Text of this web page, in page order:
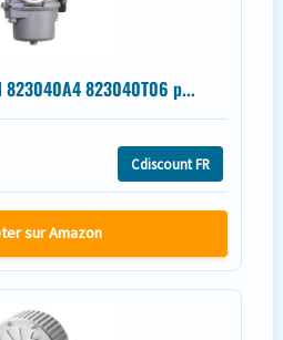
823040T06 p...
Cdiscount FR
sur Amazon